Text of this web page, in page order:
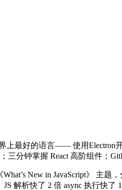
上最好的语言—— 使用
分钟掌握 React 高阶组件；
New in JavaScript》 主
解析快了 2 倍 async 执行快了